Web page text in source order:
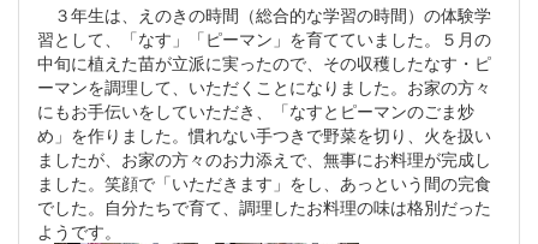
３年生は、えのきの時間（総合的な学習の時間）の体験学
習として、「なす」「ピーマン」を育てていました。５月の
中旬に植えた苗が立派に実ったので、その収穫したなす・ピ
ーマンを調理して、いただくことになりました。お家の方々
にもお手伝いをしていただき、「なすとピーマンのごま炒
め」を作りました。慣れない手つきで野菜を切り、火を扱い
ましたが、お家の方々のお力添えで、無事にお料理が完成し
ました。笑顔で「いただきます」をし、あっという間の完食
でした。自分たちで育て、調理したお料理の味は格別だった
ようです。